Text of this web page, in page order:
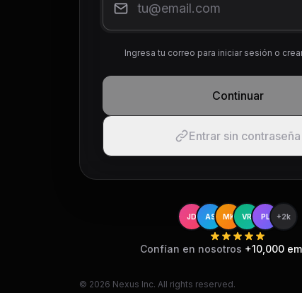
Ingresa tu correo para iniciar sesión o
Continuar
Entrar sin contraseña
JD AS MK VR PL +2k
Confían en nosotros +10,000
© 2026 Nexus Inc. All rights reserved.